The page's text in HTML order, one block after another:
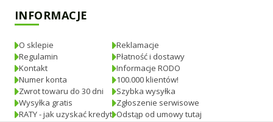
INFORMACJE
O sklepie
Regulamin
Kontakt
Numer konta
Zwrot towaru do 30 dni
Wysyłka gratis
RATY - jak uzyskać kredyt
Reklamacje
Płatność i dostawy
Informacje RODO
100.000 klientów!
Szybka wysyłka
Zgłoszenie serwisowe
Odstąp od umowy tutaj